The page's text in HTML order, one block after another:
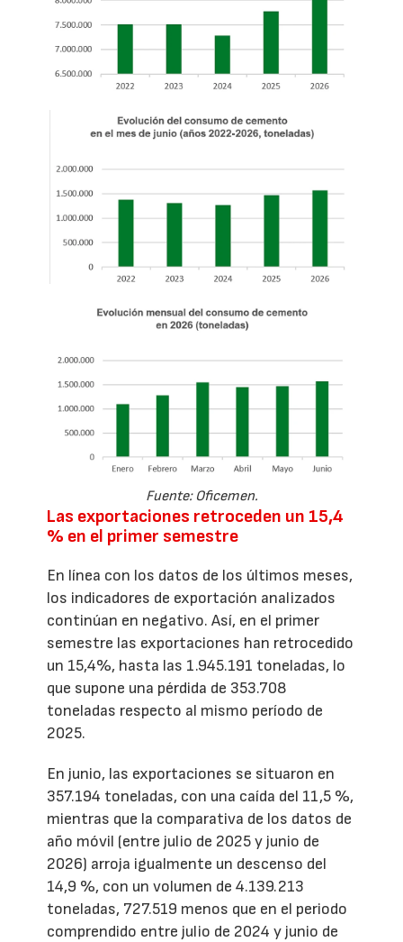
Fuente: Oficemen.
Las exportaciones retroceden un 15,4
% en el primer semestre
En línea con los datos de los últimos meses,
los indicadores de exportación analizados
continúan en negativo. Así, en el primer
semestre las exportaciones han retrocedido
un 15,4%, hasta las 1.945.191 toneladas, lo
que supone una pérdida de 353.708
toneladas respecto al mismo período de
2025.
En junio, las exportaciones se situaron en
357.194 toneladas, con una caída del 11,5 %,
mientras que la comparativa de los datos de
año móvil (entre julio de 2025 y junio de
2026) arroja igualmente un descenso del
14,9 %, con un volumen de 4.139.213
toneladas, 727.519 menos que en el periodo
comprendido entre julio de 2024 y junio de